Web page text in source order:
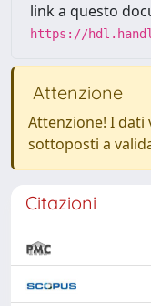
link a questo
https://
Attenzione
Attenzione! I dati
sottoposti a
Citazioni